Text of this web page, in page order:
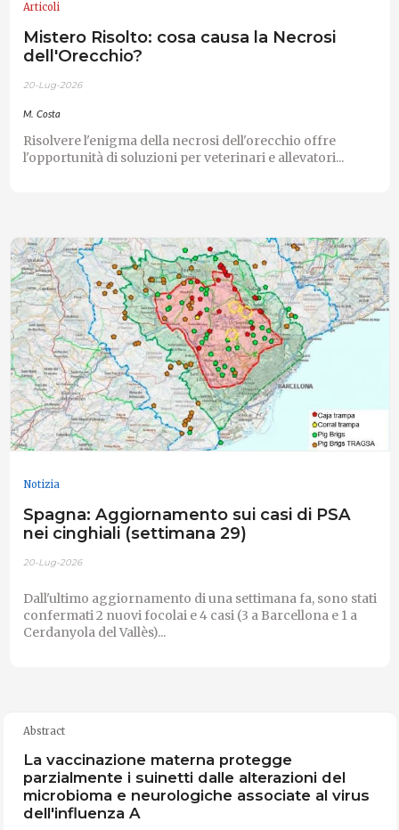
Articoli
Mistero Risolto: cosa causa la Necrosi
dell'Orecchio?
20-Lug-2026
M. Costa
Risolvere l'enigma della necrosi dell'orecchio offre
l'opportunità di soluzioni per veterinari e allevatori...
Notizia
Spagna: Aggiornamento sui casi di PSA
nei cinghiali (settimana 29)
20-Lug-2026
Dall'ultimo aggiornamento di una settimana fa, sono stati
confermati 2 nuovi focolai e 4 casi (3 a Barcellona e 1 a
Cerdanyola del Vallès)...
Abstract
La vaccinazione materna protegge
parzialmente i suinetti dalle alterazioni del
microbioma e neurologiche associate al virus
dell'influenza A